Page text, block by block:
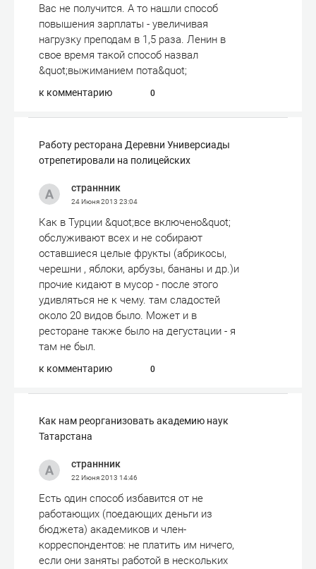
Вас не получится. А то нашли способ
повышения зарплаты - увеличивая
нагрузку преподам в 1,5 раза. Ленин в
свое время такой способ назвал
&quot;выжиманием пота&quot;
к комментарию 0
Работу ресторана Деревни Универсиады
отрепетировали на полицейских
страннник
24 Июня 2013 23:04
Как в Турции &quot;все включено&quot;
обслуживают всех и не собирают
оставшиеся целые фрукты (абрикосы,
черешни , яблоки, арбузы, бананы и др.)и
прочие кидают в мусор - после этого
удивляться не к чему. там сладостей
около 20 видов было. Может и в
ресторане также было на дегустации - я
там не был.
к комментарию 0
Как нам реорганизовать академию наук
Татарстана
страннник
22 Июня 2013 14:46
Есть один способ избавится от не
работающих (поедающих деньги из
бюджета) академиков и член-
корреспондентов: не платить им ничего,
если они заняты работой в нескольких